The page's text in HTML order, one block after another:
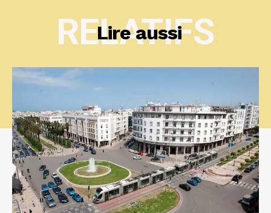
Lire aussi
RELATIFS